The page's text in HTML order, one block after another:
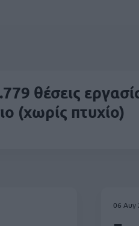
θέσεις
(χωρίς πτυχίο)
06 Αυγ